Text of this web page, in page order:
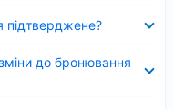
підтверджене?
до бронювання